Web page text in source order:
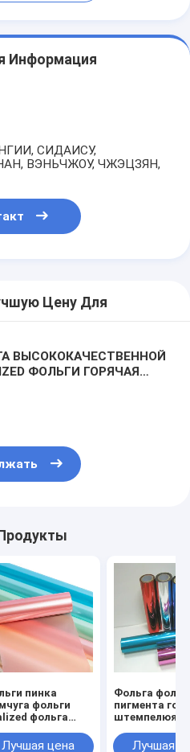
Информация
СИДАИСУ,
ВЭНЬЧЖОУ, ЧЖЭЦЗЯН,
Цену Для
ВЫСОКОКАЧЕСТВЕННОЙ
ФОЛЬГИ ГОРЯЧАЯ
пинка
фольги
фольга
для
Лучшая цена
Фольга
пигмента
штемпелюя
Лучшая